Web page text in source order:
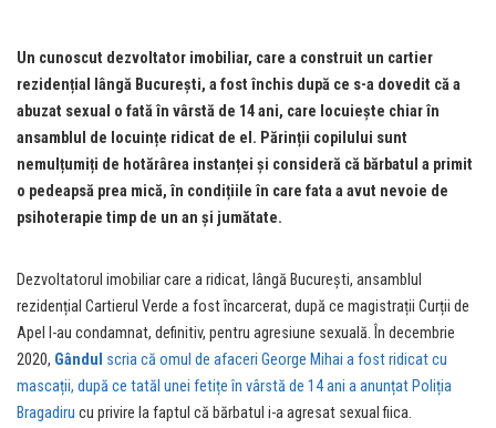
Un cunoscut dezvoltator imobiliar, care a construit un cartier
rezidențial lângă București, a fost închis după ce s-a dovedit că a
abuzat sexual o fată în vârstă de 14 ani, care locuiește chiar în
ansamblul de locuințe ridicat de el. Părinții copilului sunt
nemulțumiți de hotărârea instanței și consideră că bărbatul a primit
o pedeapsă prea mică, în condițiile în care fata a avut nevoie de
psihoterapie timp de un an și jumătate.
Dezvoltatorul imobiliar care a ridicat, lângă București, ansamblul
rezidențial Cartierul Verde a fost încarcerat, după ce magistrații Curții de
Apel l-au condamnat, definitiv, pentru agresiune sexuală. În decembrie
2020, Gândul scria că omul de afaceri George Mihai a fost ridicat cu
mascații, după ce tatăl unei fetițe în vârstă de 14 ani a anunțat Poliția
Bragadiru cu privire la faptul că bărbatul i-a agresat sexual fiica.